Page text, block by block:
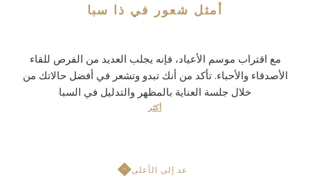
أمثل شعور في ذا سبا
مع اقتراب موسم الأعياد، فإنه يجلب العديد من الفرص للقاء
الأصدقاء والأحباء. تأكد من أنك تبدو وتشعر في أفضل حالاتك من
خلال جلسة العناية بالمظهر والتدليل في السبا
أكثر
عد إلى الأعلى